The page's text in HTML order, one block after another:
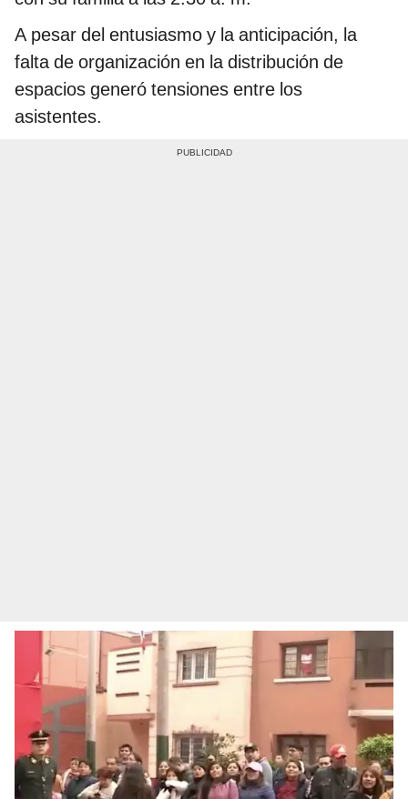
A pesar del entusiasmo y la anticipación, la
falta de organización en la distribución de
espacios generó tensiones entre los
asistentes.